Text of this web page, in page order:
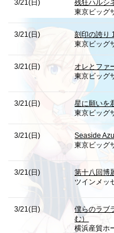
3/21(日)
残狂ハルシ
東京ビッグ
3/21(日)
刻印の誇り
東京ビッグ
3/21(日)
オレとファ
東京ビッグ
3/21(日)
星に願いを
東京ビッグ
3/21(日)
Seaside
東京ビッグ
3/21(日)
第十八回博
ツインメッ
3/21(日)
僕らのラブ
む）
横浜産貿ホ